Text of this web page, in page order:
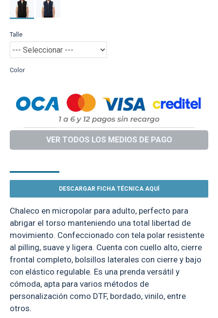
Talle
Color
VER TODOS LOS MEDIOS DE PAGO
DESCARGAR FICHA TÉCNICA AQUÍ
Chaleco en micropolar para adulto, perfecto para
abrigar el torso manteniendo una total libertad de
movimiento. Confeccionado con tela polar resistente
al pilling, suave y ligera. Cuenta con cuello alto, cierre
frontal completo, bolsillos laterales con cierre y bajo
con elástico regulable. Es una prenda versátil y
cómoda, apta para varios métodos de
personalización como DTF, bordado, vinilo, entre
otros.